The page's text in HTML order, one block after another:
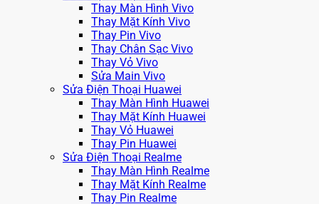
Thay Màn Hình Vivo
Thay Mặt Kính Vivo
Thay Pin Vivo
Thay Chân Sạc Vivo
Thay Vỏ Vivo
Sửa Main Vivo
Sửa Điện Thoại Huawei
Thay Màn Hình Huawei
Thay Mặt Kính Huawei
Thay Vỏ Huawei
Thay Pin Huawei
Sửa Điện Thoại Realme
Thay Màn Hình Realme
Thay Mặt Kính Realme
Thay Pin Realme